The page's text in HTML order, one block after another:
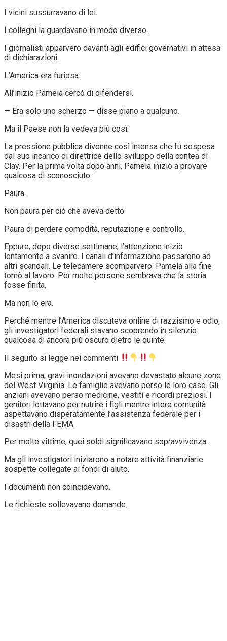
I vicini sussurravano di lei.
I colleghi la guardavano in modo diverso.
I giornalisti apparvero davanti agli edifici governativi in attesa
di dichiarazioni.
L’America era furiosa.
All’inizio Pamela cercò di difendersi.
— Era solo uno scherzo — disse piano a qualcuno.
Ma il Paese non la vedeva più così.
La pressione pubblica divenne così intensa che fu sospesa
dal suo incarico di direttrice dello sviluppo della contea di
Clay. Per la prima volta dopo anni, Pamela iniziò a provare
qualcosa di sconosciuto:
Paura.
Non paura per ciò che aveva detto.
Paura di perdere comodità, reputazione e controllo.
Eppure, dopo diverse settimane, l’attenzione iniziò
lentamente a svanire. I canali d’informazione passarono ad
altri scandali. Le telecamere scomparvero. Pamela alla fine
tornò al lavoro. Per molte persone sembrava che la storia
fosse finita.
Ma non lo era.
Perché mentre l’America discuteva online di razzismo e odio,
gli investigatori federali stavano scoprendo in silenzio
qualcosa di ancora più oscuro dietro le quinte.
Il seguito si legge nei commenti
Mesi prima, gravi inondazioni avevano devastato alcune zone
del West Virginia. Le famiglie avevano perso le loro case. Gli
anziani avevano perso medicine, vestiti e ricordi preziosi. I
genitori lottavano per nutrire i figli mentre intere comunità
aspettavano disperatamente l’assistenza federale per i
disastri della FEMA.
Per molte vittime, quei soldi significavano sopravvivenza.
Ma gli investigatori iniziarono a notare attività finanziarie
sospette collegate ai fondi di aiuto.
I documenti non coincidevano.
Le richieste sollevavano domande.